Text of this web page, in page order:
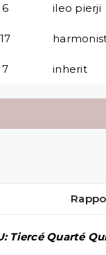
6 ileo pierji
17
7 inherit
Tiercé Quarté